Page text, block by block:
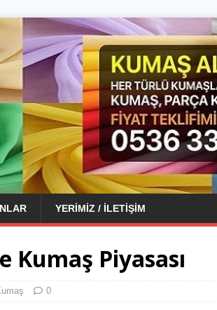
YERIMIZ / İLETIŞIM
Kumaş Piyasası
0